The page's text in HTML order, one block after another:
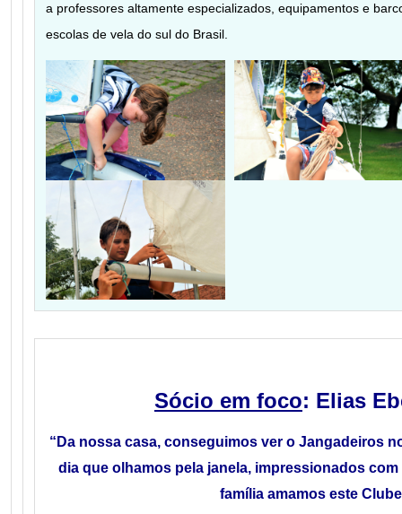
a professores altamente especializados, equipamentos e
escolas de vela do sul do Brasil.
Sócio em foco: Elias
“Da nossa casa, conseguimos ver o Jangadeiros
dia que olhamos pela janela, impressionados com
família amamos este